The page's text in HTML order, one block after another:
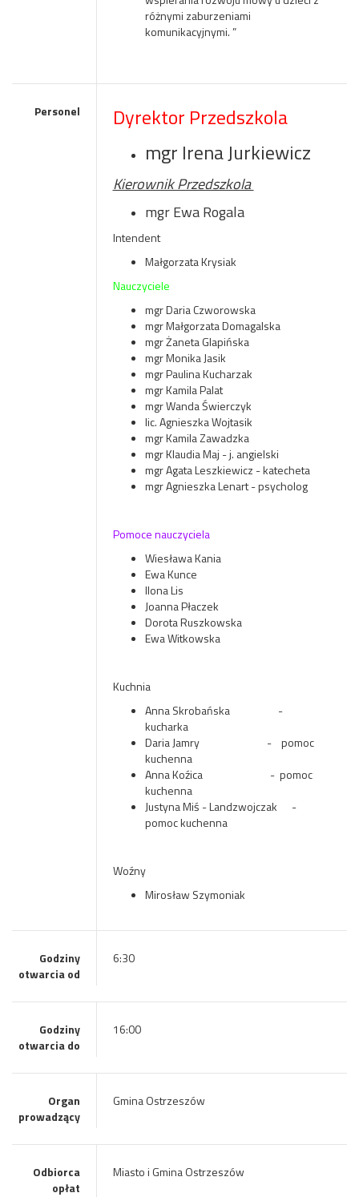
różnymi zaburzeniami
komunikacyjnymi. ”
Personel
Dyrektor Przedszkola
mgr Irena Jurkiewicz
Kierownik Przedszkola
mgr Ewa Rogala
Intendent
Małgorzata Krysiak
Nauczyciele
mgr Daria Czworowska
mgr Małgorzata Domagalska
mgr Żaneta Glapińska
mgr Monika Jasik
mgr Paulina Kucharzak
mgr Kamila Palat
mgr Wanda Świerczyk
lic. Agnieszka Wojtasik
mgr Kamila Zawadzka
mgr Klaudia Maj - j. angielski
mgr Agata Leszkiewicz - katecheta
mgr Agnieszka Lenart - psycholog
Pomoce nauczyciela
Wiesława Kania
Ewa Kunce
Ilona Lis
Joanna Płaczek
Dorota Ruszkowska
Ewa Witkowska
Kuchnia
Anna Skrobańska -
kucharka
Daria Jamry - pomoc
kuchenna
Anna Koźica - pomoc
kuchenna
Justyna Miś - Landzwojczak -
pomoc kuchenna
Woźny
Mirosław Szymoniak
Godziny
otwarcia od
6:30
Godziny
otwarcia do
16:00
Organ
prowadzący
Gmina Ostrzeszów
Odbiorca
opłat
Miasto i Gmina Ostrzeszów